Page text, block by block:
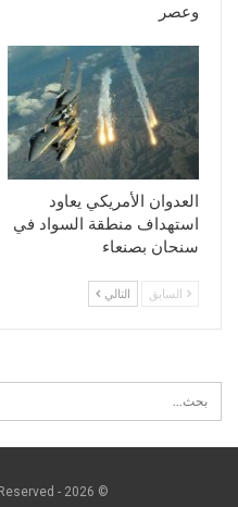
وعصر
العدوان الأمريكي يعاود
استهداف منطقة السواد في
سنحان بصنعاء
السابق التالي
© 2026 - ccdf-ye. All Rights Reserved.